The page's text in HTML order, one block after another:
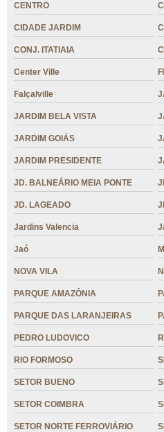
CENTRO
CIDADE JARDIM
CONJ. ITATIAIA
Center Ville
Falçalville
JARDIM BELA VISTA
JARDIM GOIÁS
JARDIM PRESIDENTE
JD. BALNEÁRIO MEIA PONTE
JD. LAGEADO
Jardins Valencia
Jaó
NOVA VILA
PARQUE AMAZÔNIA
PARQUE DAS LARANJEIRAS
PEDRO LUDOVICO
RIO FORMOSO
SETOR BUENO
SETOR COIMBRA
SETOR NORTE FERROVIÁRIO